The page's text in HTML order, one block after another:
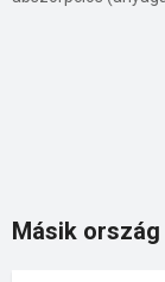
Másik